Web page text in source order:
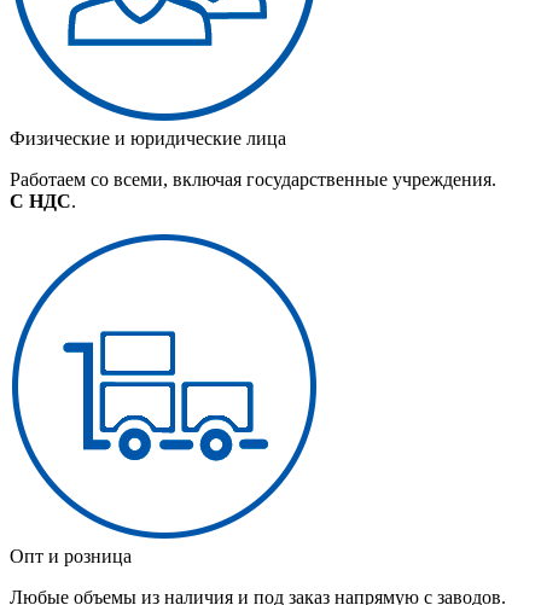
Физические и юридические лица
Работаем со всеми, включая государственные учреждения.
С НДС.
Опт и розница
Любые объемы из наличия и под заказ напрямую с заводов.